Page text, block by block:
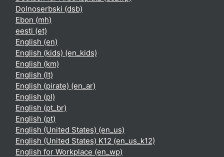
Dolnoserbski ‎(dsb)‎
Ebon ‎(mh)‎
eesti ‎(et)‎
English ‎(en)‎
English (kids) ‎(en_kids)‎
English ‎(km)‎
English ‎(lt)‎
English (pirate) ‎(en_ar)‎
English ‎(pl)‎
English ‎(pt_br)‎
English ‎(pt)‎
English (United States) ‎(en_us)‎
English (United States) K12 ‎(en_us_k12)‎
English for Workplace ‎(en_wp)‎